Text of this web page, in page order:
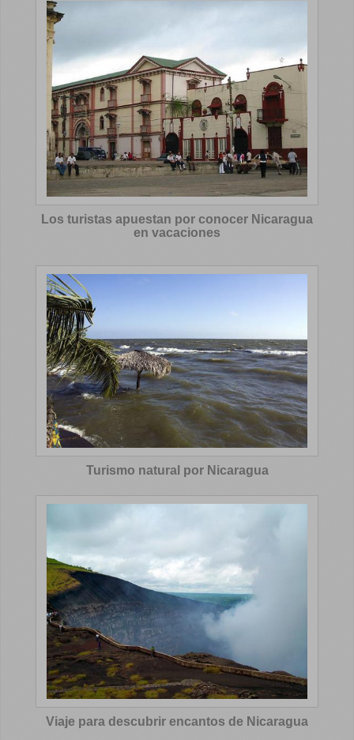
Los turistas apuestan por conocer Nicaragua
en vacaciones
Turismo natural por Nicaragua
Viaje para descubrir encantos de Nicaragua